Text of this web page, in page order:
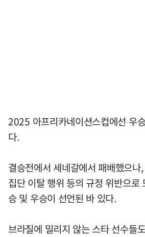
2025 아프리카네이션스컵에선 우
다.
결승전에서 세네갈에서 패배했으
집단 이탈 행위 등의 규정 위반으
승 및 우승이 선언된 바 있다.
브라질에 밀리지 않는 스타 선수들